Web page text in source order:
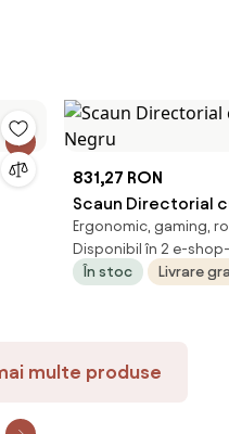
831,27 RON
Scaun Directorial
Negru
Ergonomic, gaming,
Disponibil în 2 e-
În stoc
Livrare
multe produse